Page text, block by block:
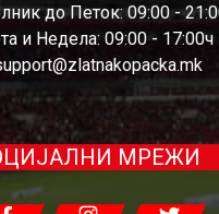
до Петок: 09:00 -
и Недела: 09:00 - 17:00ч
МРЕЖИ